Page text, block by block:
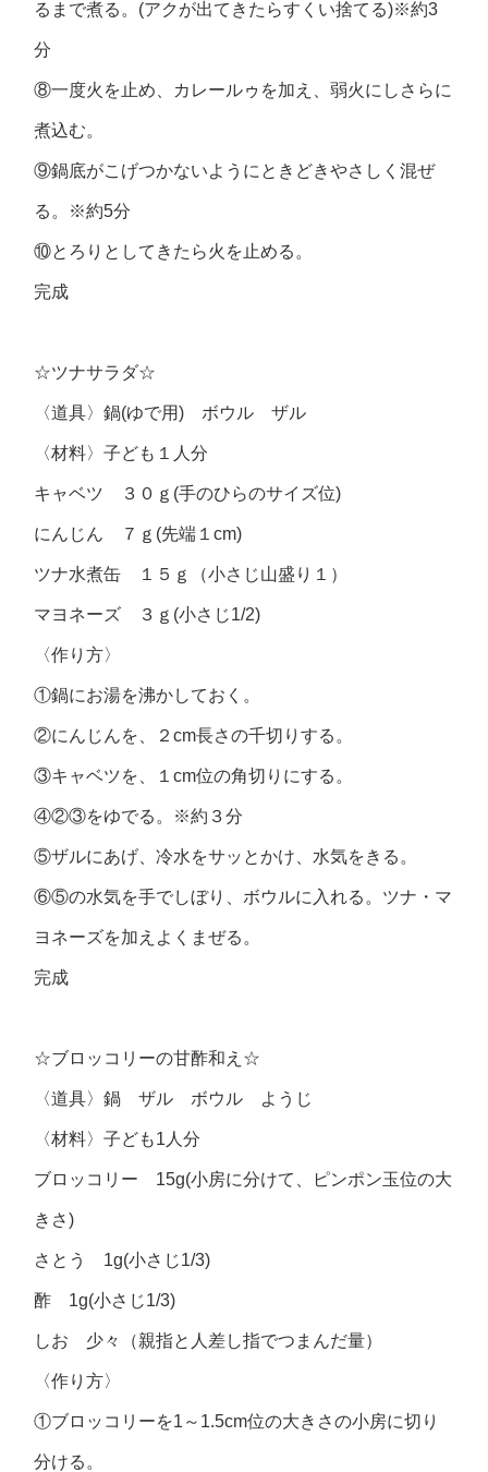
るまで煮る。(アクが出てきたらすくい捨てる)※約3
分
⑧一度火を止め、カレールゥを加え、弱火にしさらに
煮込む。
⑨鍋底がこげつかないようにときどきやさしく混ぜ
る。※約5分
⑩とろりとしてきたら火を止める。
完成
☆ツナサラダ☆
〈道具〉鍋(ゆで用) ボウル ザル
〈材料〉子ども１人分
キャベツ ３０ｇ(手のひらのサイズ位)
にんじん ７ｇ(先端１cm)
ツナ水煮缶 １５ｇ（小さじ山盛り１）
マヨネーズ ３ｇ(小さじ1/2)
〈作り方〉
①鍋にお湯を沸かしておく。
②にんじんを、２cm長さの千切りする。
③キャベツを、１cm位の角切りにする。
④②③をゆでる。※約３分
⑤ザルにあげ、冷水をサッとかけ、水気をきる。
⑥⑤の水気を手でしぼり、ボウルに入れる。ツナ・マ
ヨネーズを加えよくまぜる。
完成
☆ブロッコリーの甘酢和え☆
〈道具〉鍋 ザル ボウル ようじ
〈材料〉子ども1人分
ブロッコリー 15g(小房に分けて、ピンポン玉位の大
きさ)
さとう 1g(小さじ1/3)
酢 1g(小さじ1/3)
しお 少々（親指と人差し指でつまんだ量）
〈作り方〉
①ブロッコリーを1～1.5cm位の大きさの小房に切り
分ける。